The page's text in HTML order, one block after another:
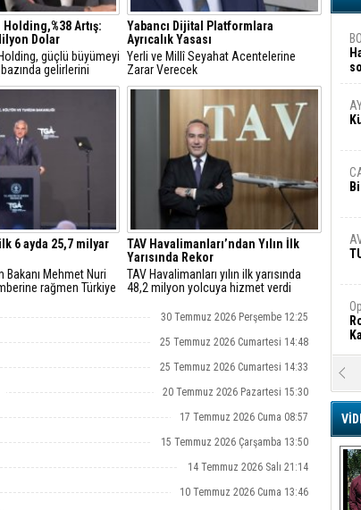
Holding,%38 Artış:
Dolar
güçlü büyümeyi
gelirlerini
yüzde 21 artırdı
Yabancı Dijital Platformlara
Ayrıcalık Yasası
Yerli ve Millî Seyahat Acentelerine
Zarar Verecek
6 ayda 25,7 milyar
Bakanı Mehmet Nuri
rağmen Türkiye
TAV Havalimanları’ndan Yılın İlk
Yarısında Rekor
TAV Havalimanları yılın ilk yarısında
48,2 milyon yolcuya hizmet verdi
30 Temmuz 2026 Perşembe 12:25
25 Temmuz 2026 Cumartesi 14:48
25 Temmuz 2026 Cumartesi 14:33
20 Temmuz 2026 Pazartesi 15:30
17 Temmuz 2026 Cuma 08:57
15 Temmuz 2026 Çarşamba 13:50
14 Temmuz 2026 Salı 21:14
10 Temmuz 2026 Cuma 13:46